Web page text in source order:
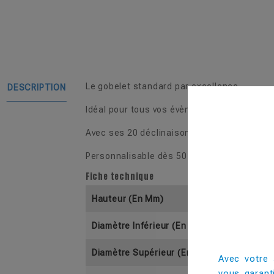
DESCRIPTION Le gobelet standard par excellence.
Idéal pour tous vos évènements.
Avec ses 20 déclinaisons de couleur, il
Personnalisable dès 50 pièces.
Fiche technique
Hauteur (En Mm)
Diamètre Inférieur (En Mm)
Diamètre Supérieur (En Mm)
Avec votre